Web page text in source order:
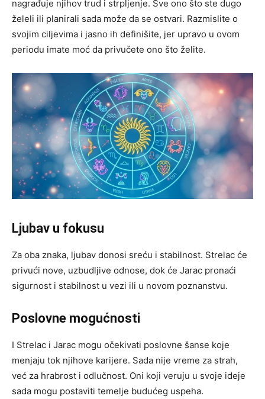
nagrađuje njihov trud i strpljenje. Sve ono što ste dugo
želeli ili planirali sada može da se ostvari. Razmislite o
svojim ciljevima i jasno ih definišite, jer upravo u ovom
periodu imate moć da privučete ono što želite.
Ljubav u fokusu
Za oba znaka, ljubav donosi sreću i stabilnost. Strelac će
privući nove, uzbudljive odnose, dok će Jarac pronaći
sigurnost i stabilnost u vezi ili u novom poznanstvu.
Poslovne mogućnosti
I Strelac i Jarac mogu očekivati poslovne šanse koje
menjaju tok njihove karijere. Sada nije vreme za strah,
već za hrabrost i odlučnost. Oni koji veruju u svoje ideje
sada mogu postaviti temelje budućeg uspeha.